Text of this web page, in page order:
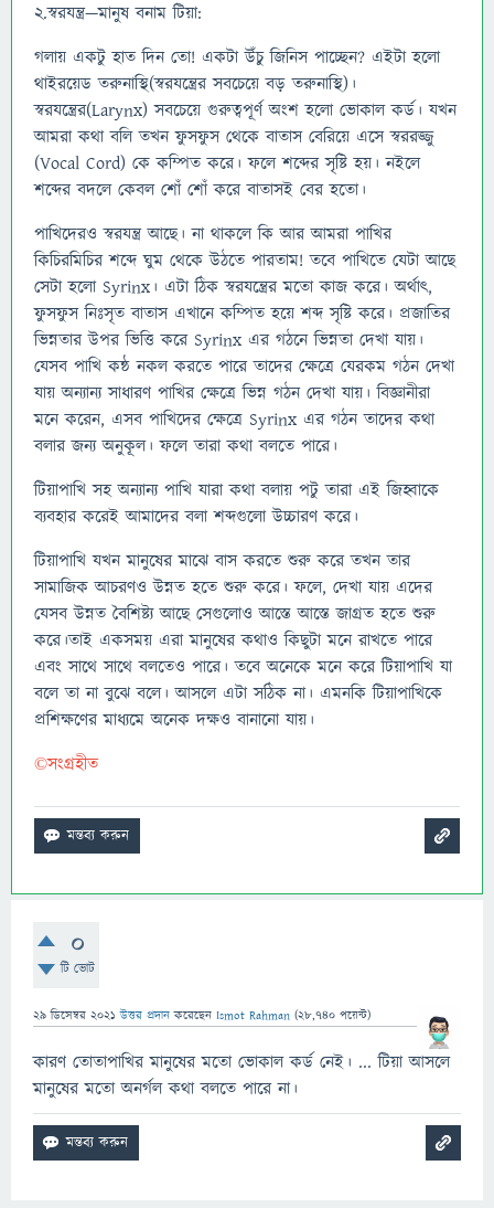
২.স্বরযন্ত্র—মানুষ বনাম টিয়া:
গলায় একটু হাত দিন তো! একটা উঁচু জিনিস পাচ্ছেন? এইটা হলো
থাইরয়েড তরুনাস্থি(স্বরযন্ত্রের সবচেয়ে বড় তরুনাস্থি)।
স্বরযন্ত্রের(Larynx) সবচেয়ে গুরুত্বপূর্ণ অংশ হলো ভোকাল কর্ড। যখন
আমরা কথা বলি তখন ফুসফুস থেকে বাতাস বেরিয়ে এসে স্বররজ্জু
(Vocal Cord) কে কম্পিত করে। ফলে শব্দের সৃষ্টি হয়। নইলে
শব্দের বদলে কেবল শোঁ শোঁ করে বাতাসই বের হতো।
পাখিদেরও স্বরযন্ত্র আছে। না থাকলে কি আর আমরা পাখির
কিচিরমিচির শব্দে ঘুম থেকে উঠতে পারতাম! তবে পাখিতে যেটা আছে
সেটা হলো Syrinx। এটা ঠিক স্বরযন্ত্রের মতো কাজ করে। অর্থাৎ,
ফুসফুস নিঃসৃত বাতাস এখানে কম্পিত হয়ে শব্দ সৃষ্টি করে। প্রজাতির
ভিন্নতার উপর ভিত্তি করে Syrinx এর গঠনে ভিন্নতা দেখা যায়।
যেসব পাখি কন্ঠ নকল করতে পারে তাদের ক্ষেত্রে যেরকম গঠন দেখা
যায় অন্যান্য সাধারণ পাখির ক্ষেত্রে ভিন্ন গঠন দেখা যায়। বিজ্ঞানীরা
মনে করেন, এসব পাখিদের ক্ষেত্রে Syrinx এর গঠন তাদের কথা
বলার জন্য অনুকূল। ফলে তারা কথা বলতে পারে।
টিয়াপাখি সহ অন্যান্য পাখি যারা কথা বলায় পটু তারা এই জিহ্বাকে
ব্যবহার করেই আমাদের বলা শব্দগুলো উচ্চারণ করে।
টিয়াপাখি যখন মানুষের মাঝে বাস করতে শুরু করে তখন তার
সামাজিক আচরণও উন্নত হতে শুরু করে। ফলে, দেখা যায় এদের
যেসব উন্নত বৈশিষ্ট্য আছে সেগুলোও আস্তে আস্তে জাগ্রত হতে শুরু
করে।তাই একসময় এরা মানুষের কথাও কিছুটা মনে রাখতে পারে
এবং সাথে সাথে বলতেও পারে। তবে অনেকে মনে করে টিয়াপাখি যা
বলে তা না বুঝে বলে। আসলে এটা সঠিক না। এমনকি টিয়াপাখিকে
প্রশিক্ষণের মাধ্যমে অনেক দক্ষও বানানো যায়।
©সংগ্রহীত
0
টি ভোট
29 ডিসেম্বর 2021 উত্তর প্রদান করেছেন Ismot Rahman (28,740 পয়েন্ট)
কারণ তোতাপাখির মানুষের মতো ভোকাল কর্ড নেই। ... টিয়া আসলে
মানুষের মতো অনর্গল কথা বলতে পারে না।